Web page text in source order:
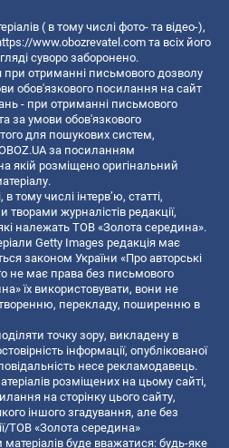
( в тому числі фото- та відео-),
www.obozrevatel.com та всіх його
суворо заборонено.
отриманні письмового дозволу
обов'язкового посилання на сайт
- при отриманні письмового
за умови обов'язкового
для пошукових систем,
за посиланням
якій розміщено оригінальний
тому числі інтерв’ю, статті,
журналістів редакції,
належать ТОВ «Золота середина».
Getty Images редакція має
законом України «Про авторські
не має права без письмового
їх використовувати, вони не
перекладу, поширенню в
точку зору, викладену в
інформації, опублікованої
несе рекламодавець.
розміщених на цьому сайті,
на сторінку цього сайту,
іншого згадування, але без
ТОВ «Золота середина»
буде вважатися: будь-яке